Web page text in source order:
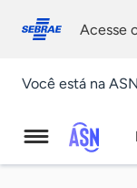
conosco
Acesse
Você está na ASN